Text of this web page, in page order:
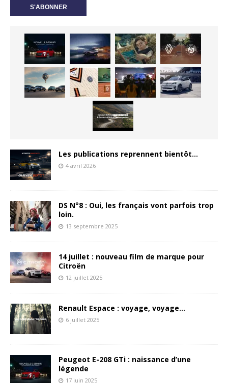
Les publications reprennent bientôt…
4 avril 2026
DS N°8 : Oui, les français vont parfois trop
loin.
13 septembre 2025
14 juillet : nouveau film de marque pour
Citroën
12 juillet 2025
Renault Espace : voyage, voyage…
6 juillet 2025
Peugeot E-208 GTi : naissance d’une
légende
17 juin 2025